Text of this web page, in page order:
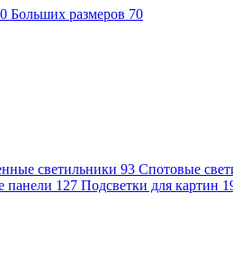
Больших размеров 70
светильники 93 Спотовые
панели 127 Подсветки для картин